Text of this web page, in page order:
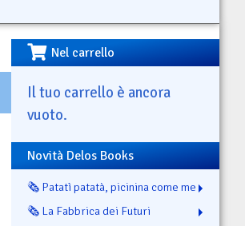
Nel carrello
Il tuo carrello è ancora
vuoto.
Novità Delos Books
🗞️ Patatì patatà, picinina come me
🗞️ La Fabbrica dei Futuri